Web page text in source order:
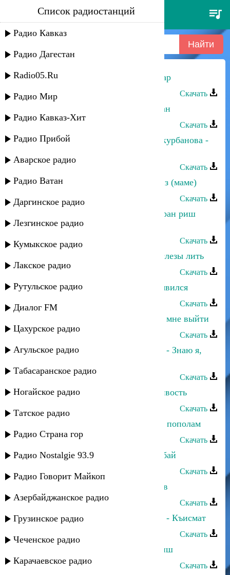
гюльназ гаджикурбанова -
хинкиар
Список радиостанций
Радио Кавказ
Радио Дагестан
Radio05.Ru
Радио Мир
Радио Кавказ-Хит
Радио Прибой
Аварское радио
Радио Ватан
Даргинское радио
Лезгинское радио
Кумыкское радио
Лакское радио
Рутульское радио
Диалог FM
Цахурское радио
Агульское радио
Табасаранское радио
Ногайское радио
Татское радио
Радио Страна гор
Радио Nostalgie 93.9
Радио Говорит Майкоп
Азербайджанское радио
Грузинское радио
Чеченское радио
Карачаевское радио
Гюльназ Гаджикурбанова - Хинкиар
Скачать
Гюльназ Гаджикурбанова - Умрикан
Скачать
Марьям Казиева и Гюльназ Гаджикурбанова -
Скачать
Гюльназ Гаджикурбанова - Дадайиз (маме)
Скачать
Гюльназ Гаджикурбанова - Табасаран риш
вуза
Скачать
Гюльназ Гаджикурбанова - Зачем слезы лить
Скачать
Гюльназ Гаджикурбанова - Ты не явился
Скачать
Гюльназ Гаджикурбанова - За кого мне выйти
Скачать
Гюльназ Гаджикурбанова и Мурад - Знаю я,
Скачать
Гюльназ Гаджикурбанова - Правдивость
Скачать
Гюльназ Гаджикурбанова - Сердце пополам
Скачать
Гюльназ Гаджикурбанова - Сусна бай
Скачать
Гюльназ Гаджикурбанова - Йиз кив
Скачать
Гюльназ Гаджикурбанова и Мурад - Къисмат
Скачать
Гюльназ Гаджикурбанова - Гъач риш
Скачать